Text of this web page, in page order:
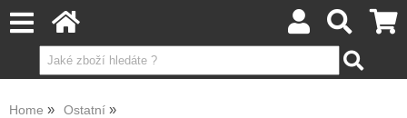
Home Ostatní